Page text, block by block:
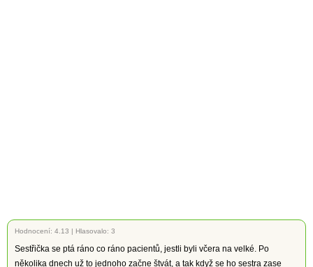
Hodnocení: 4.13 | Hlasovalo: 3
Sestřička se ptá ráno co ráno pacientů, jestli byli včera na velké. Po
několika dnech už to jednoho začne štvát, a tak když se ho sestra zase